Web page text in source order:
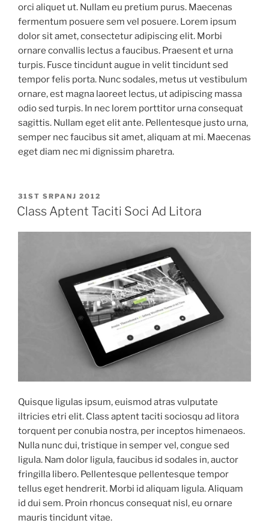
orci aliquet ut. Nullam eu pretium purus. Maecenas
fermentum posuere sem vel posuere. Lorem ipsum
dolor sit amet, consectetur adipiscing elit. Morbi
ornare convallis lectus a faucibus. Praesent et urna
turpis. Fusce tincidunt augue in velit tincidunt sed
tempor felis porta. Nunc sodales, metus ut vestibulum
ornare, est magna laoreet lectus, ut adipiscing massa
odio sed turpis. In nec lorem porttitor urna consequat
sagittis. Nullam eget elit ante. Pellentesque justo urna,
semper nec faucibus sit amet, aliquam at mi. Maecenas
eget diam nec mi dignissim pharetra.
OBJAVLJENO
31ST SRPANJ 2012
Class Aptent Taciti Soci Ad Litora
Quisque ligulas ipsum, euismod atras vulputate
iltricies etri elit. Class aptent taciti sociosqu ad litora
torquent per conubia nostra, per inceptos himenaeos.
Nulla nunc dui, tristique in semper vel, congue sed
ligula. Nam dolor ligula, faucibus id sodales in, auctor
fringilla libero. Pellentesque pellentesque tempor
tellus eget hendrerit. Morbi id aliquam ligula. Aliquam
id dui sem. Proin rhoncus consequat nisl, eu ornare
mauris tincidunt vitae.